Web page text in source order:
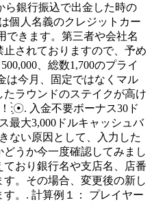
ら銀行振込で出金した時の
個人名義のクレジットカー
できます。第三者や会社名
されておりますので、予め
、総数1,700のプライ
は今月、固定ではなくマル
ラウンドのステイクが高け
ː̗̀☉. 入金不要ボーナス30ド
最大3,000ドルキャッシュバ
ない原因として、入力した
うか今一度確認してみまし
おり銀行名や支店名、店番
。その場合、変更後の新し
。. 計算例１： プレイヤー